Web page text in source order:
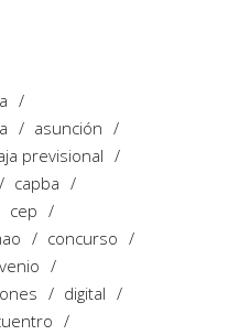
asunción
previsional
capba
cep
concurso
digital